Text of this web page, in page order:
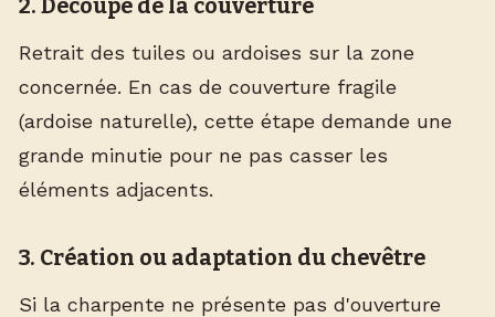
2. Découpe de la couverture
Retrait des tuiles ou ardoises sur la zone
concernée. En cas de couverture fragile
(ardoise naturelle), cette étape demande une
grande minutie pour ne pas casser les
éléments adjacents.
3. Création ou adaptation du chevêtre
Si la charpente ne présente pas d'ouverture